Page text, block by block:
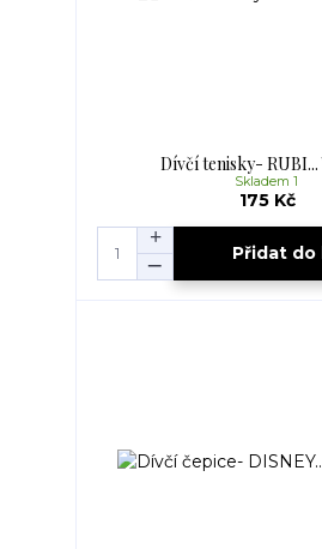
Dívčí tenisky- RUBI...
175 Kč
Skladem 1
Přidat do